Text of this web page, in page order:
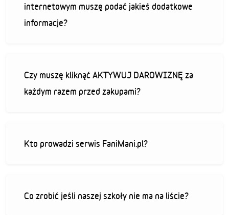
internetowym muszę podać jakieś dodatkowe
informacje?
Czy muszę kliknąć AKTYWUJ DAROWIZNĘ za
każdym razem przed zakupami?
Kto prowadzi serwis FaniMani.pl?
Co zrobić jeśli naszej szkoły nie ma na liście?